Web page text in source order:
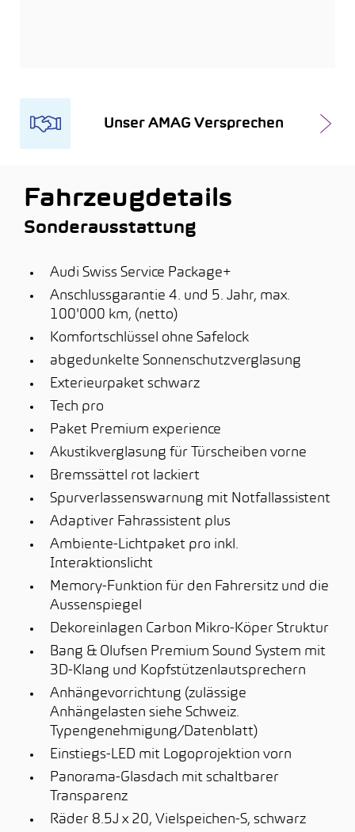
Unser AMAG Versprechen
Fahrzeugdetails
Sonderausstattung
Audi Swiss Service Package+
Anschlussgarantie 4. und 5. Jahr, max.
100'000 km, (netto)
Komfortschlüssel ohne Safelock
abgedunkelte Sonnenschutzverglasung
Exterieurpaket schwarz
Tech pro
Paket Premium experience
Akustikverglasung für Türscheiben vorne
Bremssättel rot lackiert
Spurverlassenswarnung mit Notfallassistent
Adaptiver Fahrassistent plus
Ambiente-Lichtpaket pro inkl.
Interaktionslicht
Memory-Funktion für den Fahrersitz und die
Aussenspiegel
Dekoreinlagen Carbon Mikro-Köper Struktur
Bang & Olufsen Premium Sound System mit
3D-Klang und Kopfstützenlautsprechern
Anhängevorrichtung (zulässige
Anhängelasten siehe Schweiz.
Typengenehmigung/Datenblatt)
Einstiegs-LED mit Logoprojektion vorn
Panorama-Glasdach mit schaltbarer
Transparenz
Räder 8.5J x 20, Vielspeichen-S, schwarz